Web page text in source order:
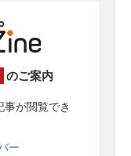
のご案内
が閲覧でき
ー